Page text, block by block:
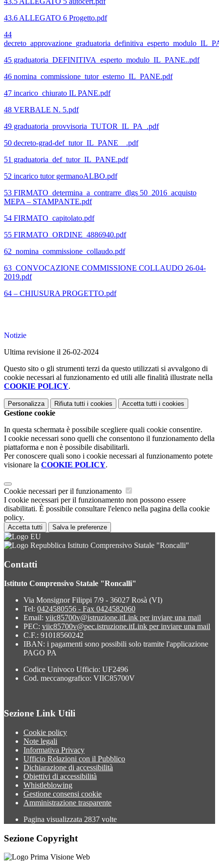
43.6 ALLEGATO 6 Progetto.pdf
44
45 graduatoria_DEFINITIVA_esperto_modulo_IL_PANE..pdf
46 nomina_commissione_tutor_esterno_IL_PANE.pdf
47 incarico_chiurato IL PANE.pdf
48 VERBALE N. 5.pdf
49 graduatoria_provvisoria_TUTOR_IL_PA_.pdf
50 decreto-grad-def_tutor_IL_PANE__.pdf
51 graduatoria_def_tutor_IL_PANE.pdf
52 incarico tutor germanoALBO.pdf
53 FIRMATO_determina_a_contrarre_dlgs 50_2016_acquisto
MEPA – STAMPANTE.pdf
54 FIRMATO_capitolato.pdf
55 FIRMATO_ORDINE_4886940.pdf
62_nomina_commissione_collaudo.pdf
63_CONVOCAZIONE COMMISSIONE COLLAUDO 26-04-
2019.pdf
64 – CHIUSURA PROGETTO.pdf
Notizie
Ultima revisione il 26-02-2024
Questo sito o gli strumenti terzi da questo utilizzati si avvalgono di
cookie necessari al funzionamento ed utili alle finalità illustrate nella
COOKIE POLICY.
Personalizza Rifiuta tutti i cookies Accetta tutti i cookies
Gestione cookie
In questa schermata è possibile scegliere quali cookie consentire.
I cookie necessari sono quelli che consentono il funzionamento della
piattaforma e non è possibile disabilitarli.
Per conoscere quali sono i cookie necessari al funzionamento potete
visionare la COOKIE POLICY.
Cookie necessari per il funzionamento
I cookie necessari per il funzionamento non possono essere
disabilitati. È possibile consultare l'elenco nella pagina della cookie
policy.
Accetta tutti Salva le preferenze
Istituto Comprensivo Statale "Roncalli"
Contatti
Istituto Comprensivo Statale "Roncalli"
Via Monsignor Filippi 7/9 - 36027 Rosà (VI)
Tel: 0424580556 - Fax 0424582060
Email: viic85700v@istruzione.itLink per inviare una mail
PEC: viic85700v@pec.istruzione.itLink per inviare una mail
C.F.: 91018560242
IBAN: i pagamenti sono possibili solo tramite l'applicazione
PAGO PA
Codice Univoco Ufficio: UF2496
Cod. meccanografico: VIIC85700V
Sezione Link Utili
Cookie policy
Note legali
Informativa Privacy
Ufficio Relazioni con il Pubblico
Dichiarazione di accessibilità
Obiettivi di accessibilità
Whistleblowing
Gestione consensi cookie
Amministrazione trasparente
Pagina visualizzata 2837 volte
Sezione Copyright